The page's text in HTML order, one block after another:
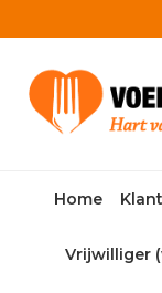
to
navigation
to
content
to
sidebar
to
Home
Vrijwilliger